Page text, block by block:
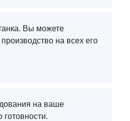
Вы можете
на всех его
на ваше
готовности.